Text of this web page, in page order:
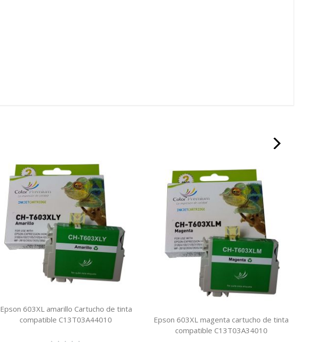
Epson 603XL amarillo Cartucho de tinta
compatible C13T03A44010
Epson 603XL magenta cartucho de tinta
compatible C13T03A34010